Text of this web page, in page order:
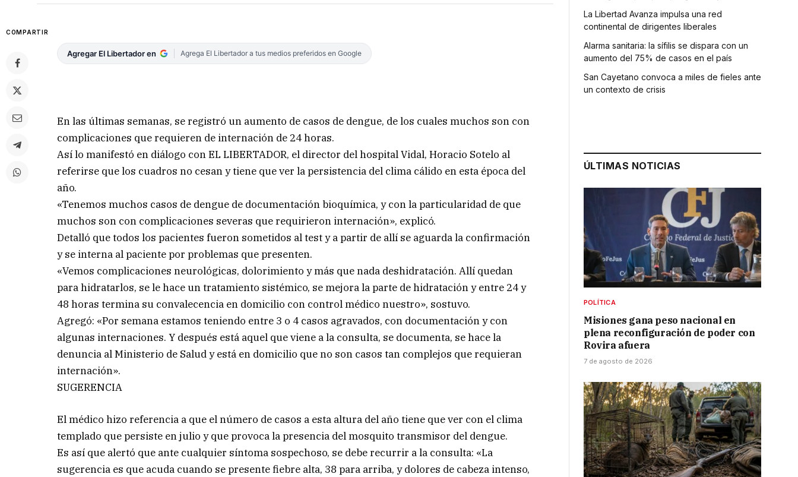
COMPARTIR
Agregar El Libertador en Agrega El Libertador a tus medios preferidos en Google
En las últimas semanas, se registró un aumento de casos de dengue, de los cuales muchos son con
complicaciones que requieren de internación de 24 horas.
Así lo manifestó en diálogo con EL LIBERTADOR, el director del hospital Vidal, Horacio Sotelo al
referirse que los cuadros no cesan y tiene que ver la persistencia del clima cálido en esta época del
año.
«Tenemos muchos casos de dengue de documentación bioquímica, y con la particularidad de que
muchos son con complicaciones severas que requirieron internación», explicó.
Detalló que todos los pacientes fueron sometidos al test y a partir de allí se aguarda la confirmación
y se interna al paciente por problemas que presenten.
«Vemos complicaciones neurológicas, dolorimiento y más que nada deshidratación. Allí quedan
para hidratarlos, se le hace un tratamiento sistémico, se mejora la parte de hidratación y entre 24 y
48 horas termina su convalecencia en domicilio con control médico nuestro», sostuvo.
Agregó: «Por semana estamos teniendo entre 3 o 4 casos agravados, con documentación y con
algunas internaciones. Y después está aquel que viene a la consulta, se documenta, se hace la
denuncia al Ministerio de Salud y está en domicilio que no son casos tan complejos que requieran
internación».
SUGERENCIA
El médico hizo referencia a que el número de casos a esta altura del año tiene que ver con el clima
templado que persiste en julio y que provoca la presencia del mosquito transmisor del dengue.
Es así que alertó que ante cualquier síntoma sospechoso, se debe recurrir a la consulta: «La
sugerencia es que acuda cuando se presente fiebre alta, 38 para arriba, y dolores de cabeza intenso,
La Libertad Avanza impulsa una red
continental de dirigentes liberales
Alarma sanitaria: la sífilis se dispara con un
aumento del 75% de casos en el país
San Cayetano convoca a miles de fieles ante
un contexto de crisis
ÚLTIMAS NOTICIAS
POLÍTICA
Misiones gana peso nacional en
plena reconfiguración de poder con
Rovira afuera
7 de agosto de 2026